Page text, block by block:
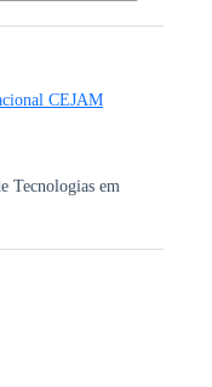
CEJAM
Tecnologias em